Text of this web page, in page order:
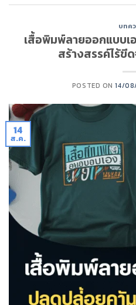
บทค
เสื้อพิมพ์ลายออกแบบ
สร้างสรรค์ไร้ขี
POSTED ON14/
14
ส.ค.